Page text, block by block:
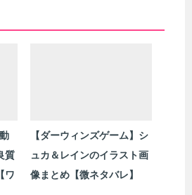
質
ワ
【ダーウィンズゲーム】シ
ュカ＆レインのイラスト画
像まとめ【微ネタバレ】